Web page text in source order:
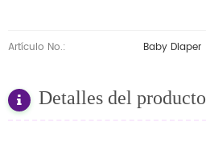
Artículo No.: Baby Diaper
Detalles del producto